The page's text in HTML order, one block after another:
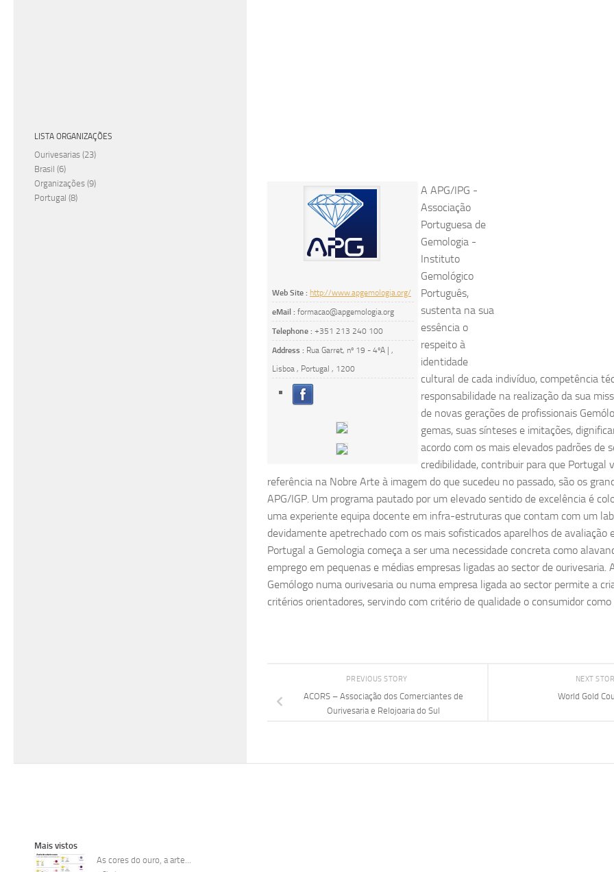
Web Site : http://www.apgemologia.org/
eMail : formacao@apgemologia.org
Telephone : +351 213 240 100
Address : Rua Garret, nº 19 - 4ºA | ,
Lisboa , Portugal , 1200
A APG/IPG -
Associação
Portuguesa de
Gemologia -
Instituto
Gemológico
Português,
sustenta na sua
essência o
respeito à
identidade
cultural de cada indivíduo, competência
responsabilidade na realização da sua
de novas gerações de profissionais
gemas, suas sínteses e imitações,
acordo com os mais elevados padrões de
credibilidade, contribuir para que Portugal
referência na Nobre Arte à imagem do que sucedeu no passado, são os
APG/IGP. Um programa pautado por um elevado sentido de excelência é
uma experiente equipa docente em infra-estruturas que contam com um
devidamente apetrechado com os mais sofisticados aparelhos de avaliação
Portugal a Gemologia começa a ser uma necessidade concreta como
emprego em pequenas e médias empresas ligadas ao sector de ourivesaria.
Gemólogo numa ourivesaria ou numa empresa ligada ao sector permite a
critérios orientadores, servindo com critério de qualidade o consumidor
NEXT
World Gold
PREVIOUS STORY
ACORS – Associação dos Comerciantes de
Ourivesaria e Relojoaria do Sul
LISTA ORGANIZAÇÕES
Ourivesarias (23)
Brasil (6)
Organizações (9)
Portugal (8)
Mais vistos
As cores do ouro, a arte...